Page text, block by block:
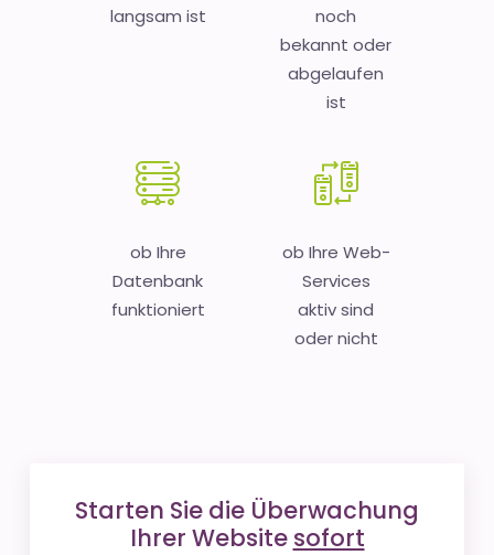
langsam ist
noch
bekannt oder
abgelaufen
ist
ob Ihre
Datenbank
funktioniert
ob Ihre Web-
Services
aktiv sind
oder nicht
Starten Sie die Überwachung
Ihrer Website sofort